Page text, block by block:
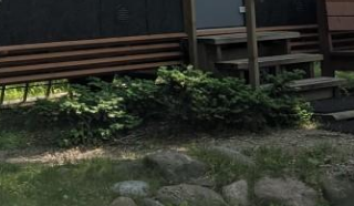
YHTEYSTIEDOT